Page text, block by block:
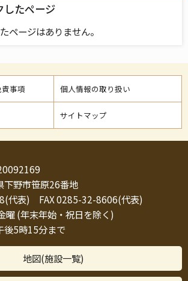
したページ
ページはありません。
事項 個人情報の取り扱い
サイトマップ
野市笹原26番地
代表) FAX 0285-32-8606(代表)
曜 (年末年始・祝日を除く)
後5時15分まで
地図(施設一覧)